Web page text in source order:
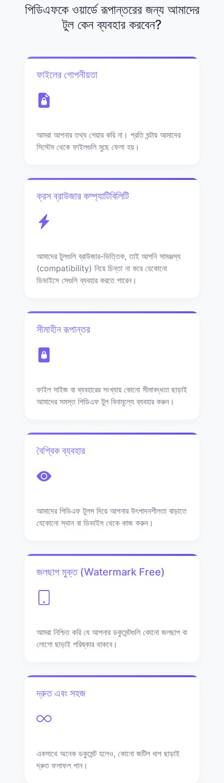
পিডিএফকে ওয়ার্ডে রূপান্তরের জন্য আমাদের
টুল কেন ব্যবহার করবেন?
ফাইলের গোপনীয়তা
আমরা আপনার তথ্য শেয়ার করি না। প্রতি ঘন্টায় আমাদের
সিস্টেম থেকে ফাইলগুলি মুছে ফেলা হয়।
ক্রস ব্রাউজার কম্প্যাটিবিলিটি
আমাদের টুলগুলি ব্রাউজার-ভিত্তিক, তাই আপনি সামঞ্জস্য
(compatibility) নিয়ে চিন্তা না করে যেকোনো
ডিভাইসে সেগুলি ব্যবহার করতে পারেন।
সীমাহীন রূপান্তর
ফাইল সাইজ বা ব্যবহারের সংখ্যায় কোনো সীমাবদ্ধতা ছাড়াই
আমাদের সমস্ত পিডিএফ টুল বিনামূল্যে ব্যবহার করুন।
বৈশ্বিক ব্যবহার
আমাদের পিডিএফ টুলস দিয়ে আপনার উৎপাদনশীলতা বাড়াতে
যেকোনো স্থান বা ডিভাইস থেকে কাজ করুন।
জলছাপ মুক্ত (Watermark Free)
আমরা নিশ্চিত করি যে আপনার ডকুমেন্টগুলি কোনো জলছাপ বা
লোগো ছাড়াই পরিষ্কার থাকবে।
দ্রুত এবং সহজ
একসাথে অনেক ডকুমেন্ট হলেও, কোনো জটিল ধাপ ছাড়াই
দ্রুত ফলাফল পান।